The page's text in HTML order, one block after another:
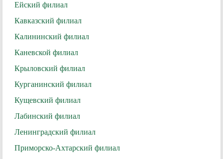
Ейский филиал
Кавказский филиал
Калининский филиал
Каневской филиал
Крыловский филиал
Курганинский филиал
Кущевский филиал
Лабинский филиал
Ленинградский филиал
Приморско-Ахтарский филиал